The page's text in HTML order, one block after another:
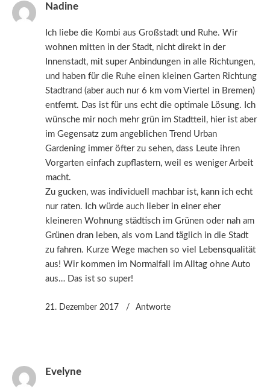
Nadine
Ich liebe die Kombi aus Großstadt und Ruhe. Wir
wohnen mitten in der Stadt, nicht direkt in der
Innenstadt, mit super Anbindungen in alle Richtungen,
und haben für die Ruhe einen kleinen Garten Richtung
Stadtrand (aber auch nur 6 km vom Viertel in Bremen)
entfernt. Das ist für uns echt die optimale Lösung. Ich
wünsche mir noch mehr grün im Stadtteil, hier ist aber
im Gegensatz zum angeblichen Trend Urban
Gardening immer öfter zu sehen, dass Leute ihren
Vorgarten einfach zupflastern, weil es weniger Arbeit
macht.
Zu gucken, was individuell machbar ist, kann ich echt
nur raten. Ich würde auch lieber in einer eher
kleineren Wohnung städtisch im Grünen oder nah am
Grünen dran leben, als vom Land täglich in die Stadt
zu fahren. Kurze Wege machen so viel Lebensqualität
aus! Wir kommen im Normalfall im Alltag ohne Auto
aus… Das ist so super!
21. Dezember 2017 Antworte
Evelyne